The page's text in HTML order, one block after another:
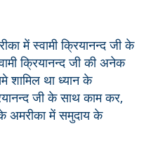
में स्वामी क्रियानन्द जी के
क्रियानन्द जी की अनेक
शामिल था ध्यान के
जी के साथ काम कर,
अमरीका में समुदाय के